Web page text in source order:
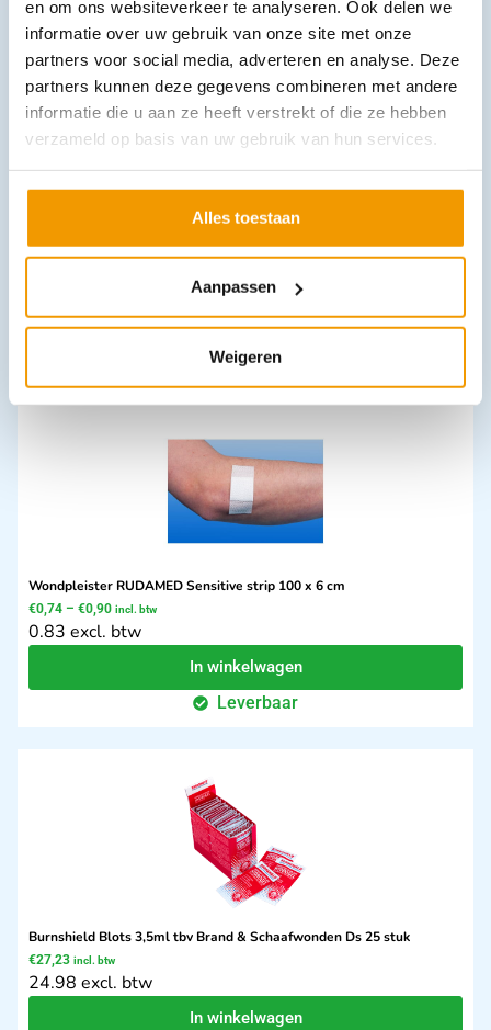
en om ons websiteverkeer te analyseren. Ook delen we
informatie over uw gebruik van onze site met onze
partners voor social media, adverteren en analyse. Deze
partners kunnen deze gegevens combineren met andere
informatie die u aan ze heeft verstrekt of die ze hebben
verzameld op basis van uw gebruik van hun services.
Alles toestaan
Aanpassen
Weigeren
€2,55 – €6,10 incl. btw
Opties bekijken
Leverbaar
Wondpleister RUDAMED Sensitive strip 100 x 6 cm
€0,74 – €0,90 incl. btw
0.83 excl. btw
In winkelwagen
Leverbaar
Burnshield Blots 3,5ml tbv Brand & Schaafwonden Ds 25 stuk
€27,23 incl. btw
24.98 excl. btw
In winkelwagen